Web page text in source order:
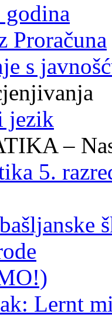
godina
Proračuna
s
jezik
–
5.
Lernt